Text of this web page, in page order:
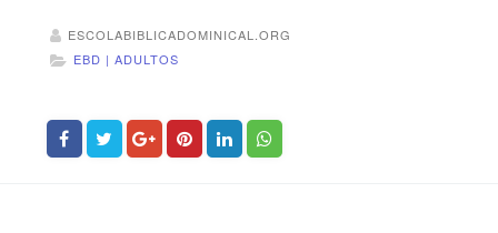
ESCOLABIBLICADOMINICAL.ORG
EBD | ADULTOS